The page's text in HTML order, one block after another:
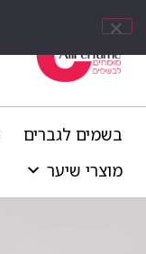
בשמים לגברים
מוצרי שיער